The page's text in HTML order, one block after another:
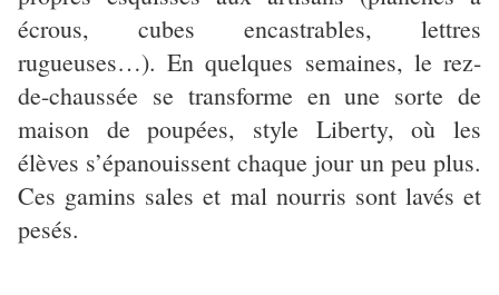
écrous, cubes encastrables, lettres
rugueuses…). En quelques semaines, le rez-
de-chaussée se transforme en une sorte de
maison de poupées, style Liberty, où les
élèves s’épanouissent chaque jour un peu plus.
Ces gamins sales et mal nourris sont lavés et
pesés.